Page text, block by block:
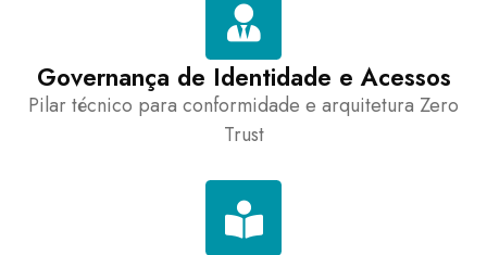
Governança de Identidade e Acessos
Pilar técnico para conformidade e arquitetura Zero
Trust